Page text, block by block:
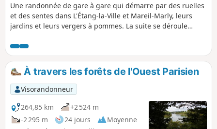
Une randonnée de gare à gare qui démarre par des ruelles
et des sentes dans L'Étang-la-Ville et Mareil-Marly, leurs
jardins et leurs vergers à pommes. La suite se déroule
chemins stabilisés, de chemins de terre parfois humides et
de sentiers peu connus en plein sous-bois. En chemin, de
belles ambiances forestières, plusieurs arbres
remarquables et une ancienne croix du XVIIIe siècle.
À travers les forêts de l'Ouest Parisien
Visorandonneur
264,85 km
+2 524 m
-2 295 m
24 jours
Moyenne